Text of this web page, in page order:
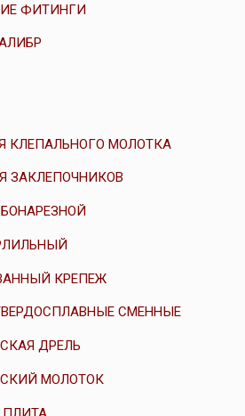
ФИТИНГИ
КЛЕПАЛЬНОГО МОЛОТКА
ЗАКЛЕПОЧНИКОВ
КРЕПЕЖ
СМЕННЫЕ
ДРЕЛЬ
МОЛОТОК